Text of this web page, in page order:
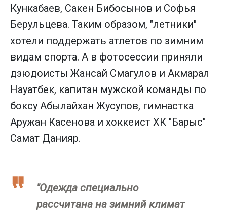
Кункабаев, Сакен Бибосынов и Софья
Берульцева. Таким образом, "летники"
хотели поддержать атлетов по зимним
видам спорта. А в фотосессии приняли
дзюдоисты Жансай Смагулов и Акмарал
Науатбек, капитан мужской команды по
боксу Абылайхан Жусупов, гимнастка
Аружан Касенова и хоккеист ХК "Барыс"
Самат Данияр.
"Одежда специально
рассчитана на зимний климат